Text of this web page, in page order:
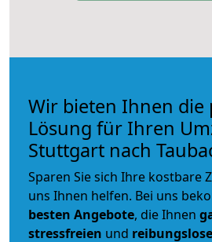
Wir bieten Ihnen die
Lösung für Ihren
Stuttgart nach
Sparen Sie sich Ihre kostbare
uns Ihnen helfen. Bei uns
besten Angebote, die Ihnen
stressfreien und